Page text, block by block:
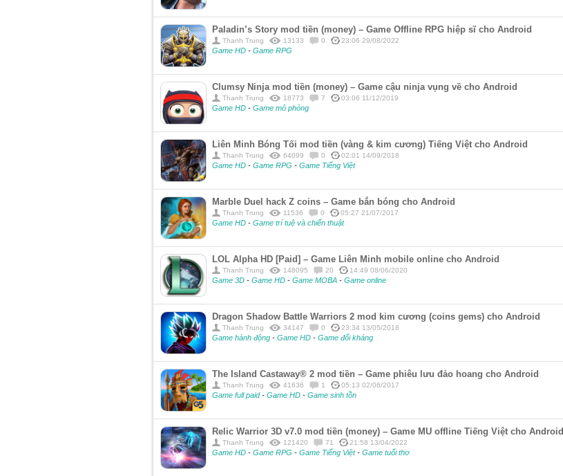
Paladin’s Story mod tiền (money) – Game Offline RPG hiệp sĩ cho Android
Thanh Trung 13133 0 23:06 29/08/2022
Game HD - Game RPG
Clumsy Ninja mod tiền (money) – Game cậu ninja vụng về cho Android
Thanh Trung 18773 7 03:06 11/12/2019
Game HD - Game mô phỏng
Liên Minh Bóng Tối mod tiền (vàng & kim cương) Tiếng Việt cho Android
Thanh Trung 64099 0 02:01 14/09/2018
Game HD - Game RPG - Game Tiếng Việt
Marble Duel hack Z coins – Game bắn bóng cho Android
Thanh Trung 11536 0 05:27 21/07/2017
Game HD - Game trí tuệ và chiến thuật
LOL Alpha HD [Paid] – Game Liên Minh mobile online cho Android
Thanh Trung 148095 20 14:49 08/06/2020
Game 3D - Game HD - Game MOBA - Game online
Dragon Shadow Battle Warriors 2 mod kim cương (coins gems) cho Android
Thanh Trung 34147 0 23:34 13/05/2018
Game hành động - Game HD - Game đối kháng
The Island Castaway® 2 mod tiền – Game phiêu lưu đảo hoang cho Android
Thanh Trung 41636 1 05:13 02/06/2017
Game full paid- Game HD - Game sinh tồn
Relic Warrior 3D v7.0 mod tiền (money) – Game MU offline Tiếng Việt cho Android
Thanh Trung 121420 71 21:58 13/04/2022
Game HD - Game RPG - Game Tiếng Việt- Game tuổi thơ